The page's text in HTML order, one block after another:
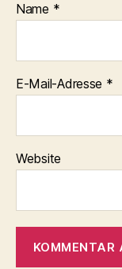
Name *
E-Mail-Adresse *
Website